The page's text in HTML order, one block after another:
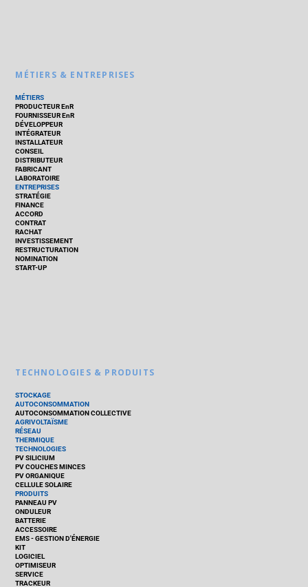
MÉTIERS & ENTREPRISES
MÉTIERS
PRODUCTEUR EnR
FOURNISSEUR EnR
DÉVELOPPEUR
INTÉGRATEUR
INSTALLATEUR
CONSEIL
DISTRIBUTEUR
FABRICANT
LABORATOIRE
ENTREPRISES
STRATÉGIE
FINANCE
ACCORD
CONTRAT
RACHAT
INVESTISSEMENT
RESTRUCTURATION
NOMINATION
START-UP
TECHNOLOGIES & PRODUITS
STOCKAGE
AUTOCONSOMMATION
AUTOCONSOMMATION COLLECTIVE
AGRIVOLTAÏSME
RÉSEAU
THERMIQUE
TECHNOLOGIES
PV SILICIUM
PV COUCHES MINCES
PV ORGANIQUE
CELLULE SOLAIRE
PRODUITS
PANNEAU PV
ONDULEUR
BATTERIE
ACCESSOIRE
EMS - GESTION D'ÉNERGIE
KIT
LOGICIEL
OPTIMISEUR
SERVICE
TRACKEUR